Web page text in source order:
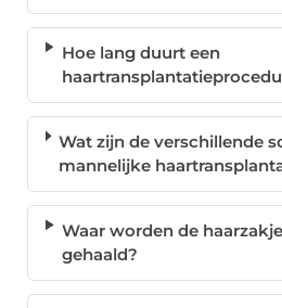
Hoe lang duurt een
Wat zijn de verschillende
mannelijke
Waar worden de
gehaald?